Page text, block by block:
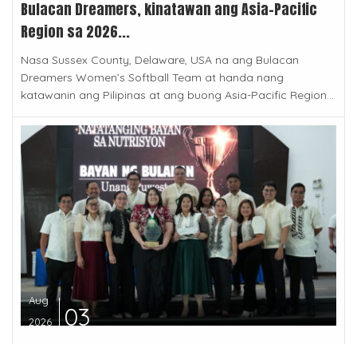
Bulacan Dreamers, kinatawan ang Asia-Pacific
Region sa 2026...
Nasa Sussex County, Delaware, USA na ang Bulacan
Dreamers Women’s Softball Team at handa nang
katawanin ang Pilipinas at ang buong Asia-Pacific Region...
Aug
2026
03